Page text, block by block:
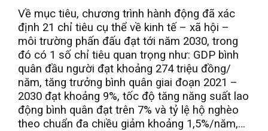
Về mục tiêu, chương trình hành động đã xác
định 21 chỉ tiêu cụ thể về kinh tế – xã hội –
môi trường phấn đấu đạt tới năm 2030, trong
đó có 1 số chỉ tiêu quan trọng như: GDP bình
quân đầu người đạt khoảng 274 triệu đồng/
năm, tăng trưởng bình quân giai đoạn 2021 –
2030 đạt khoảng 9%, tốc độ tăng năng suất lao
động bình quân đạt trên 7% và tỷ lệ hộ nghèo
theo chuẩn đa chiều giảm khoảng 1,5%/năm,…